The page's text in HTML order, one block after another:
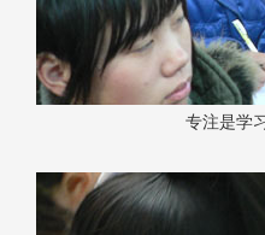
专注是学